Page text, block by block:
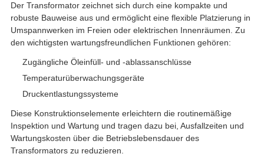
Der Transformator zeichnet sich durch eine kompakte und
robuste Bauweise aus und ermöglicht eine flexible Platzierung in
Umspannwerken im Freien oder elektrischen Innenräumen. Zu
den wichtigsten wartungsfreundlichen Funktionen gehören:
Zugängliche Öleinfüll- und -ablassanschlüsse
Temperaturüberwachungsgeräte
Druckentlastungssysteme
Diese Konstruktionselemente erleichtern die routinemäßige
Inspektion und Wartung und tragen dazu bei, Ausfallzeiten und
Wartungskosten über die Betriebslebensdauer des
Transformators zu reduzieren.